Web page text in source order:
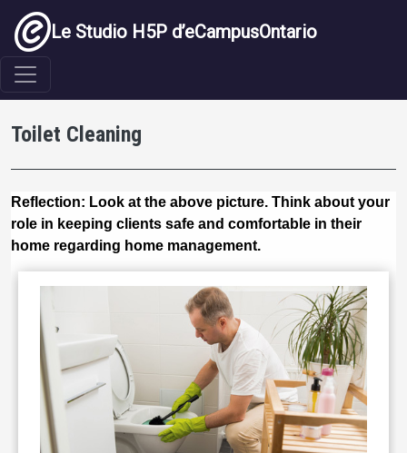
Aller au contenu principal
Le Studio H5P d’eCampusOntario
Toilet Cleaning